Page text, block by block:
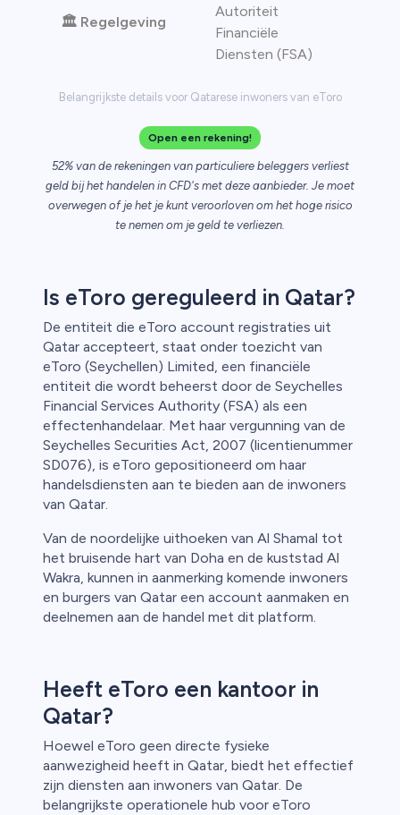
Belangrijkste details voor Qatarese inwoners van eToro
🏛️ Regelgeving
Autoriteit
Financiële
Diensten (FSA)
Open een rekening!
52% van de rekeningen van particuliere beleggers verliest
geld bij het handelen in CFD's met deze aanbieder. Je moet
overwegen of je het je kunt veroorloven om het hoge risico
te nemen om je geld te verliezen.
Is eToro gereguleerd in Qatar?
De entiteit die eToro account registraties uit
Qatar accepteert, staat onder toezicht van
eToro (Seychellen) Limited, een financiële
entiteit die wordt beheerst door de Seychelles
Financial Services Authority (FSA) als een
effectenhandelaar. Met haar vergunning van de
Seychelles Securities Act, 2007 (licentienummer
SD076), is eToro gepositioneerd om haar
handelsdiensten aan te bieden aan de inwoners
van Qatar.
Van de noordelijke uithoeken van Al Shamal tot
het bruisende hart van Doha en de kuststad Al
Wakra, kunnen in aanmerking komende inwoners
en burgers van Qatar een account aanmaken en
deelnemen aan de handel met dit platform.
Heeft eToro een kantoor in
Qatar?
Hoewel eToro geen directe fysieke
aanwezigheid heeft in Qatar, biedt het effectief
zijn diensten aan inwoners van Qatar. De
belangrijkste operationele hub voor eToro